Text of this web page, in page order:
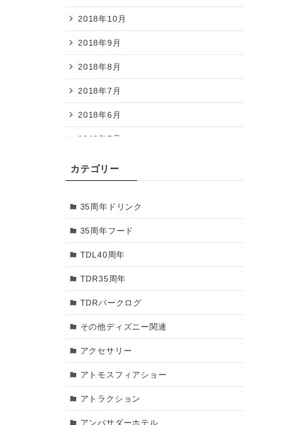
2018年10月
2018年9月
2018年8月
2018年7月
2018年6月
2018年5月
2018年4月
2018年2月
2018年1月
2017年12月
2017年11月
2017年10月
2017年9月
2017年8月
2017年7月
2017年6月
カテゴリー
35周年ドリンク
35周年フード
TDL40周年
TDR35周年
TDRパークログ
その他ディズニー関連
アクセサリー
アトモスフィアショー
アトラクション
アンバサダーホテル